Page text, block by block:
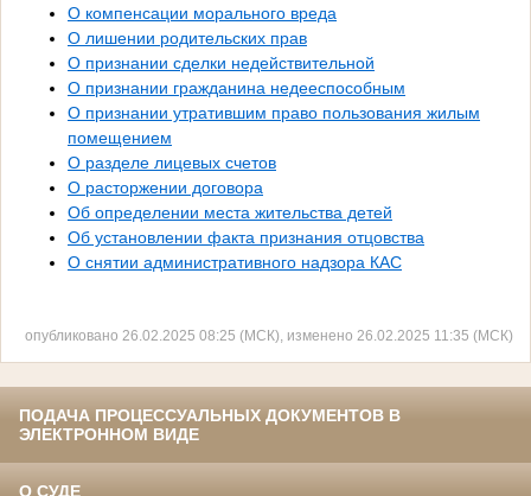
О компенсации морального вреда
О лишении родительских прав
О признании сделки недействительной
О признании гражданина недееспособным
О признании утратившим право пользования жилым
помещением
О разделе лицевых счетов
О расторжении договора
Об определении места жительства детей
Об установлении факта признания отцовства
О снятии административного надзора КАС
опубликовано 26.02.2025 08:25 (МСК), изменено 26.02.2025 11:35 (МСК)
ПОДАЧА ПРОЦЕССУАЛЬНЫХ ДОКУМЕНТОВ В
ЭЛЕКТРОННОМ ВИДЕ
О СУДЕ